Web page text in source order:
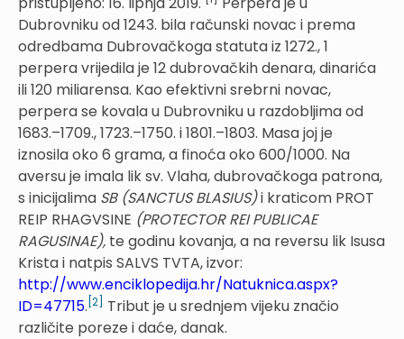
Dubrovniku od 1243. bila računski novac i prema
odredbama Dubrovačkoga statuta iz 1272., 1
perpera vrijedila je 12 dubrovačkih denara, dinarića
ili 120 miliarensa. Kao efektivni srebrni novac,
perpera se kovala u Dubrovniku u razdobljima od
1683.–1709., 1723.–1750. i 1801.–1803. Masa joj je
iznosila oko 6 grama, a finoća oko 600/1000. Na
aversu je imala lik sv. Vlaha, dubrovačkoga patrona,
s inicijalima SB (SANCTUS BLASIUS)i kraticom PROT
REIP RHAGVSINE (PROTECTOR REI PUBLICAE
RAGUSINAE), te godinu kovanja, a na reversu lik Isusa
Krista i natpis SALVS TVTA, izvor:
http://www.enciklopedija.hr/Natuknica.aspx?
ID=47715. [2]
Tribut je u srednjem vijeku značio
različite poreze i daće, danak.